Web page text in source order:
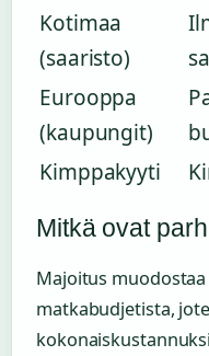
Kotimaa
(saaristo)
Eurooppa
(kaupungit)
Kimppakyyti
Mitkä ovat
Majoitus
matkabudjetista,